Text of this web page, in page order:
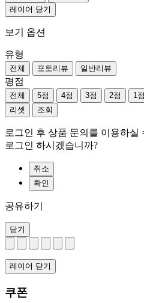
레이어 닫기
보기 옵션
유형
전체 포토리뷰 일반리뷰
평점
전체 5점 4점 3점 2점
1점
리셋
조회
로그인 후 상품 문의를 이용하실
로그인 하시겠습니까?
취소
확인
공유하기
닫기
레이어 닫기
쿠폰